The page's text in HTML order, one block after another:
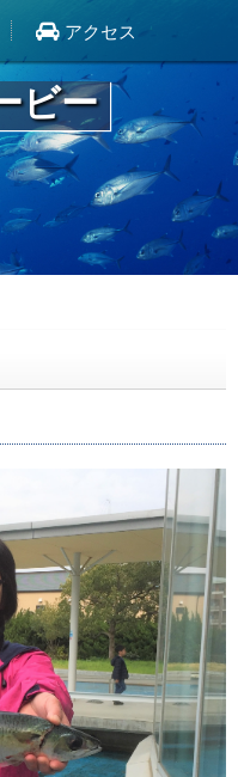
アクセス
ビー